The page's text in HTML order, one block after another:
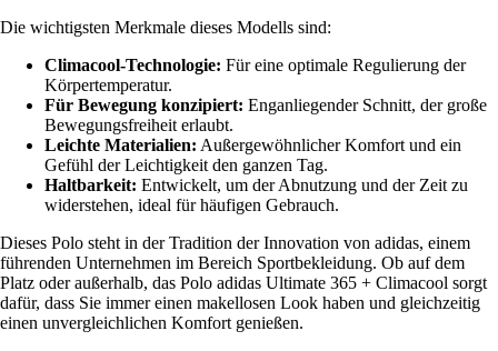
Die wichtigsten Merkmale dieses Modells sind:
Climacool-Technologie: Für eine optimale Regulierung der
Körpertemperatur.
Für Bewegung konzipiert: Enganliegender Schnitt, der große
Bewegungsfreiheit erlaubt.
Leichte Materialien: Außergewöhnlicher Komfort und ein
Gefühl der Leichtigkeit den ganzen Tag.
Haltbarkeit: Entwickelt, um der Abnutzung und der Zeit zu
widerstehen, ideal für häufigen Gebrauch.
Dieses Polo steht in der Tradition der Innovation von adidas, einem
führenden Unternehmen im Bereich Sportbekleidung. Ob auf dem
Platz oder außerhalb, das Polo adidas Ultimate 365 + Climacool sorgt
dafür, dass Sie immer einen makellosen Look haben und gleichzeitig
einen unvergleichlichen Komfort genießen.